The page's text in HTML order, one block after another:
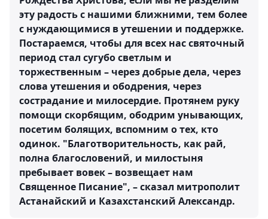
эту радость с нашими ближними, тем более
с нуждающимися в утешении и поддержке.
Постараемся, чтобы для всех нас святочный
период стал сугубо светлым и
торжественным – через добрые дела, через
слова утешения и ободрения, через
сострадание и милосердие. Протянем руку
помощи скорбящим, ободрим унывающих,
посетим болящих, вспомним о тех, кто
одинок. "Благотворительность, как рай,
полна благословений, и милостыня
пребывает вовек – возвещает нам
Священное Писание", – сказал митрополит
Астанайский и Казахстанский Александр.